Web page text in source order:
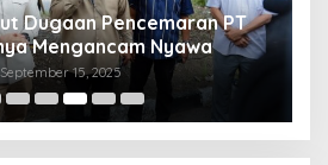
Dugaan Pencemaran PT
Mengancam Nyawa
September 15, 2025